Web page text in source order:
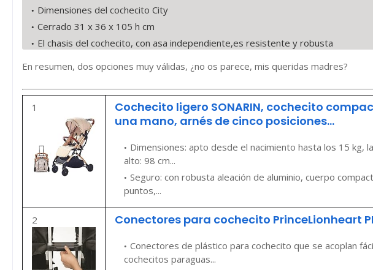
Dimensiones del cochecito City
Cerrado 31 x 36 x 105 h cm
El chasis del cochecito, con asa independiente,es resistente y robusta
En resumen, dos opciones muy válidas, ¿no os parece, mis queridas madres?
1
Cochecito ligero SONARIN, cochecito
una mano, arnés de cinco posiciones...
Dimensiones: apto desde el nacimiento hasta los 15 kg,
alto: 98 cm...
Seguro: con robusta aleación de aluminio, cuerpo
puntos,...
2 Conectores para cochecito PrinceLionheart
Conectores de plástico para cochecito que se acoplan
cochecitos paraguas...